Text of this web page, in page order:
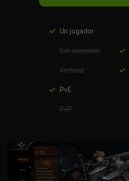
Un jugador
Sin conexión
Vertical
PvE
PvP